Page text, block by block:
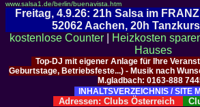
www.salsa1.de/berlin/buenavista.htm
Freitag, 4.9.26: 21h Salsa im
52062 Aachen, 20h
kostenlose Counter|
Heizkosten
Hauses
Top-DJ mit eigener Anlage für Ihre
Geburtstage, Betriebsfeste...) - Musik nach
M.gladbach: 0163-888
INHALTSVERZEICHNIS / SITE
Adressen: Clubs Österreich